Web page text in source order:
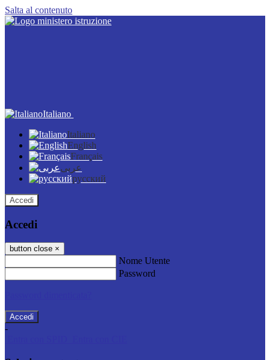
Salta al contenuto
Italiano
Italiano
English
Français
عربى
русский
Accedi
Accedi
button close ×
Nome Utente
Password
-